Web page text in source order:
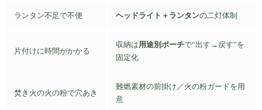
ランタン不足で不便 ヘッドライト＋ランタンの二灯体制
片付けに時間がかかる
収納は用途別ポーチで“出す→戻す”を
固定化
焚き火の火の粉で穴あき
難燃素材の前掛け／火の粉ガードを用
意